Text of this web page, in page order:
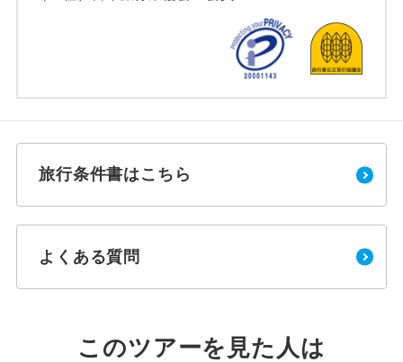
旅行条件書はこちら
よくある質問
このツアーを見た人は